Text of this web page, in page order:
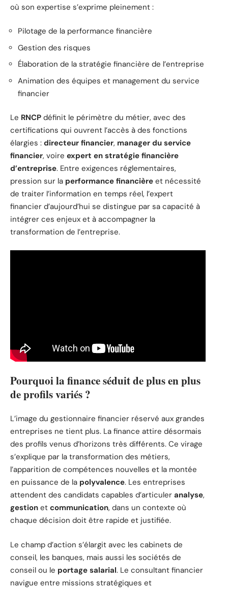
où son expertise s’exprime pleinement :
Pilotage de la performance financière
Gestion des risques
Élaboration de la stratégie financière de l’entreprise
Animation des équipes et management du service
financier
Le RNCP définit le périmètre du métier, avec des
certifications qui ouvrent l’accès à des fonctions
élargies : directeur financier, manager du service
financier, voire expert en stratégie financière
d’entreprise. Entre exigences réglementaires,
pression sur la performance financière et nécessité
de traiter l’information en temps réel, l’expert
financier d’aujourd’hui se distingue par sa capacité à
intégrer ces enjeux et à accompagner la
transformation de l’entreprise.
Pourquoi la finance séduit de plus en plus
de profils variés ?
L’image du gestionnaire financier réservé aux grandes
entreprises ne tient plus. La finance attire désormais
des profils venus d’horizons très différents. Ce virage
s’explique par la transformation des métiers,
l’apparition de compétences nouvelles et la montée
en puissance de la polyvalence. Les entreprises
attendent des candidats capables d’articuler analyse,
gestion et communication, dans un contexte où
chaque décision doit être rapide et justifiée.
Le champ d’action s’élargit avec les cabinets de
conseil, les banques, mais aussi les sociétés de
conseil ou le portage salarial. Le consultant financier
navigue entre missions stratégiques et